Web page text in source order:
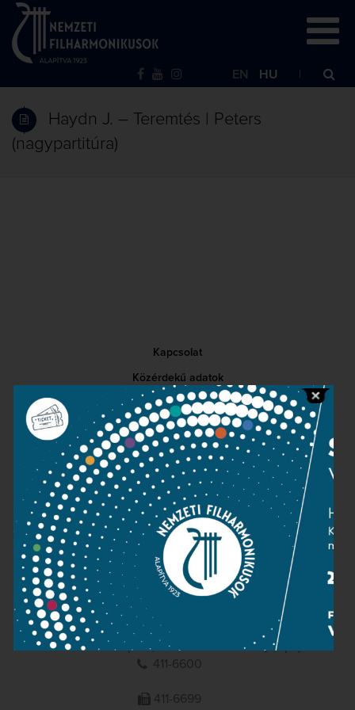
EN HU
Haydn J. – Teremtés | Peters
(nagypartitúra)
Kapcsolat
Közérdekű adatok
Sajtószoba
Adatvédelem
Impresszum
NEMZETI
FILHARMONIKUSOK
1095 Budapest, Komor Marcell u. 1. (Müpa)
411-6600
411-6699